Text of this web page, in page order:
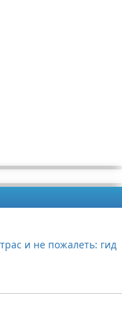
и не пожалеть: гид